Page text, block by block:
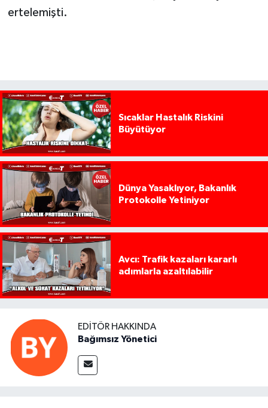
ertelemişti.
Sıcaklar Hastalık Riskini
Büyütüyor
Dünya Yasaklıyor, Bakanlık
Protokolle Yetiniyor
Avcı: Trafik kazaları kararlı
adımlarla azaltılabilir
EDITÖR HAKKINDA
Bağımsız Yönetici